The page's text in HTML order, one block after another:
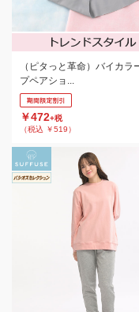
（ピタっと革命）バイカラ
プペアショ...
￥472+税
（税込 ￥519）